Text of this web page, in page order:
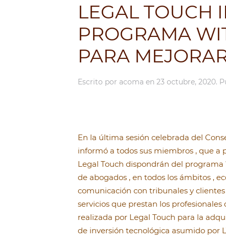
LEGAL TOUCH
PROGRAMA
PARA
Escrito por acoma en 23 octubre, 2020.
En la última sesión celebrada del
informó a todos sus miembros , que
Legal Touch dispondrán del
de abogados , en todos los ámbitos ,
comunicación con tribunales y
servicios que prestan los
realizada por Legal Touch para la
de inversión tecnológica asumido por